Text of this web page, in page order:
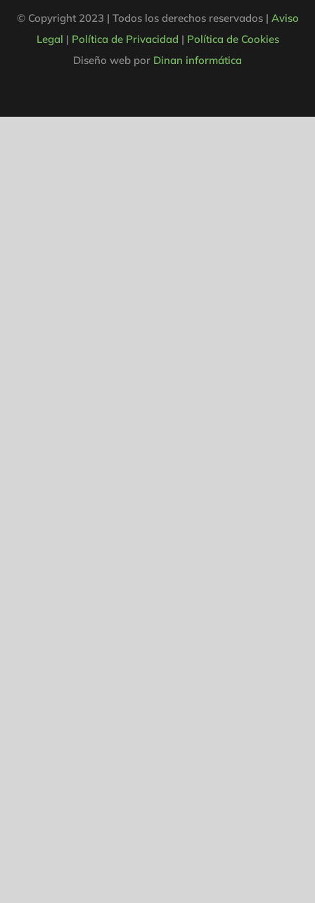
© Copyright 2023 | Todos los derechos reservados | Aviso
Legal | Política de Privacidad | Política de Cookies
Diseño web por Dinan informática